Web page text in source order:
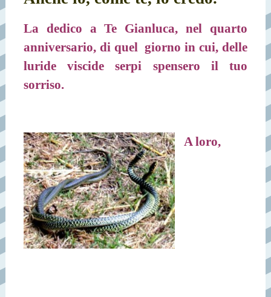
La dedico a Te Gianluca, nel quarto
anniversario, di quel giorno in cui, delle
luride viscide serpi spensero il tuo
sorriso.
A loro,